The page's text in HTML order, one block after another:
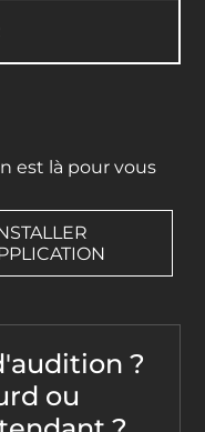
est là pour vous
?
ou